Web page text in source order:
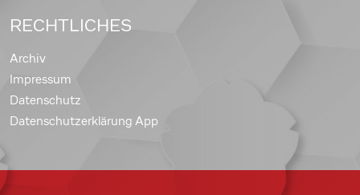
RECHTLICHES
Archiv
Impressum
Datenschutz
Datenschutzerklärung App